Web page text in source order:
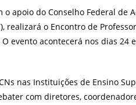
o apoio do Conselho Federal de
realizará o Encontro de
evento acontecerá nos dias 24
nas Instituições de Ensino
com diretores,